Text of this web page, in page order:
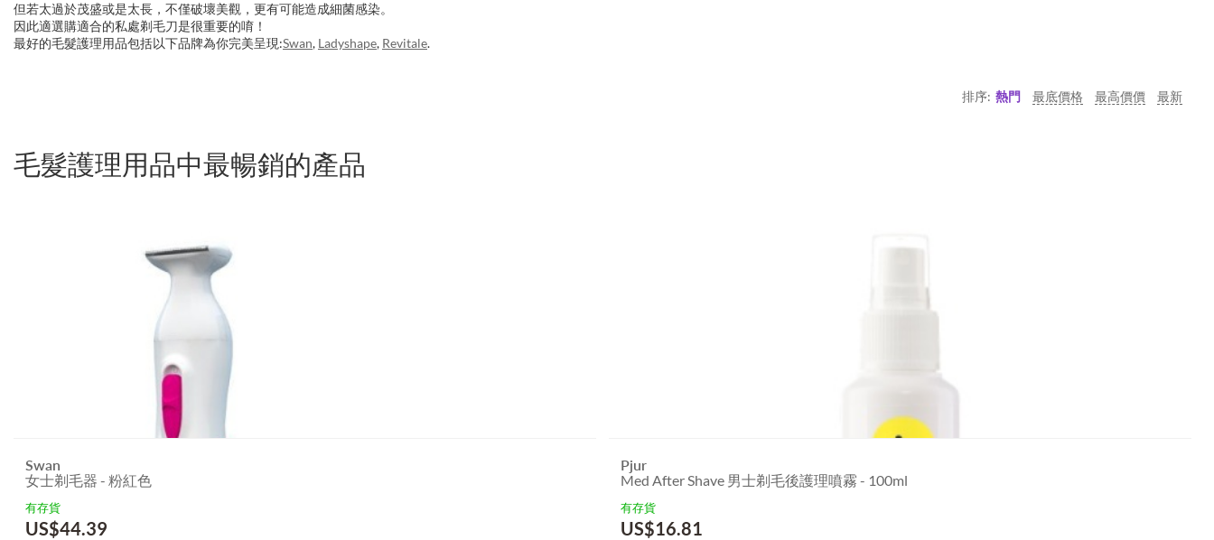
但若太過於茂盛或是太長，不僅破壞美觀，更有可能造成細菌感染。
因此適選購適合的私處剃毛刀是很重要的唷！
最好的毛髮護理用品包括以下品牌為你完美呈現:Swan, Ladyshape, Revitale.
排序: 熱門 最底價格 最高價價 最新
毛髮護理用品中最暢銷的產品
Swan
女士剃毛器 - 粉紅色
有存貨
US$44.39
Pjur
Med After Shave 男士剃毛後護理噴霧 - 100ml
有存貨
US$16.81